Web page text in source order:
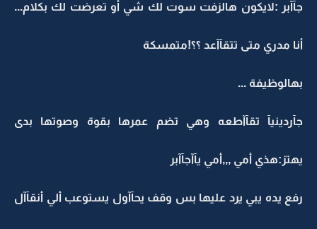
جآآبر :لايكون هالزفت سوت لك شي أو تعرضت لك بكلام...
أنا مدري متى تتقآآعد ؟؟!متمسكة
بهالوظيفة ...
جآردينيآ تقآآطعه وهي تضم عمرها بقوة وصوتها بدى
يهتز:هذي أمي ,,,أمي يآآجآآبر
رفع يده يبي يرد عليها بس وقف يحآآول يستوعب ألي أنقآآل